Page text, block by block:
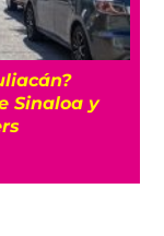
Sinaloa y